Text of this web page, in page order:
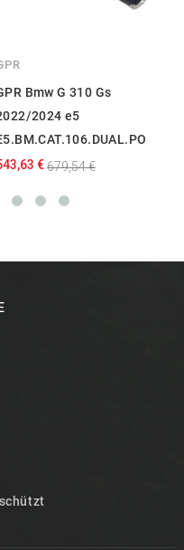
Bmw G 310 Gs
2024 e5
€679,54 €